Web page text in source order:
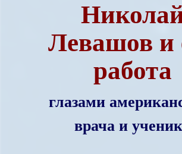
Левашов и
работа
глазами
врача и